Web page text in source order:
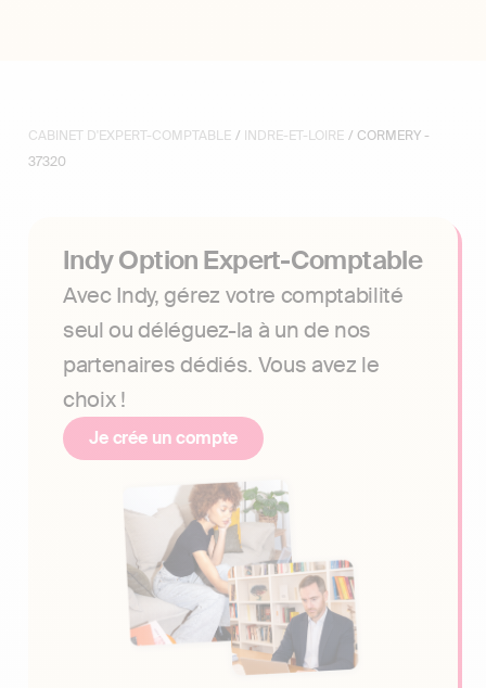
CABINET D'EXPERT-COMPTABLE / INDRE-ET-LOIRE / CORMERY -
37320
Indy Option Expert-Comptable
Avec Indy, gérez votre comptabilité
seul ou déléguez-la à un de nos
partenaires dédiés. Vous avez le
choix !
Je crée un compte